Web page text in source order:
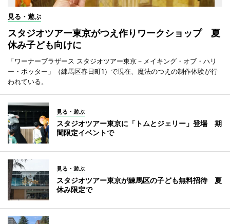
見る・遊ぶ
スタジオツアー東京がつえ作りワークショップ 夏
休み子ども向けに
「ワーナーブラザース スタジオツアー東京－メイキング・オブ・ハリ
ー・ポッター」（練馬区春日町1）で現在、魔法のつえの制作体験が行
われている。
見る・遊ぶ
スタジオツアー東京に「トムとジェリー」登場 期
間限定イベントで
見る・遊ぶ
スタジオツアー東京が練馬区の子ども無料招待 夏
休み限定で